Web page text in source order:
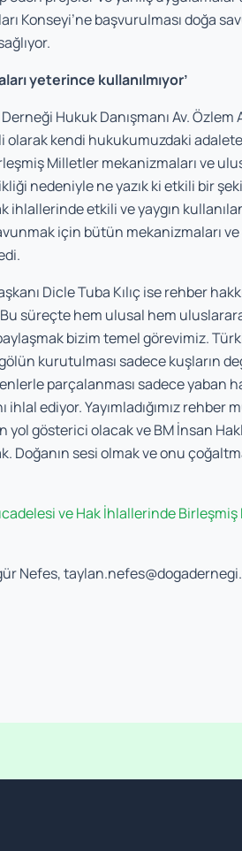
Konseyi’ne başvurulması doğa
sağlıyor.
yeterince kullanılmıyor’
Hukuk Danışmanı Av.
olarak kendi hukukumuzdaki
Milletler mekanizmaları ve
nedeniyle ne yazık ki etkili bir
etkili ve yaygın
için bütün mekanizmaları
Dicle Tuba Kılıç ise rehber
Bu süreçte hem ulusal hem
bizim temel görevimiz.
kurutulması sadece kuşların
parçalanması sadece yaban
ediyor. Yayımladığımız rehber
gösterici olacak ve BM İnsan
Doğanın sesi olmak ve onu
ve Hak İhlallerinde
Nefes,